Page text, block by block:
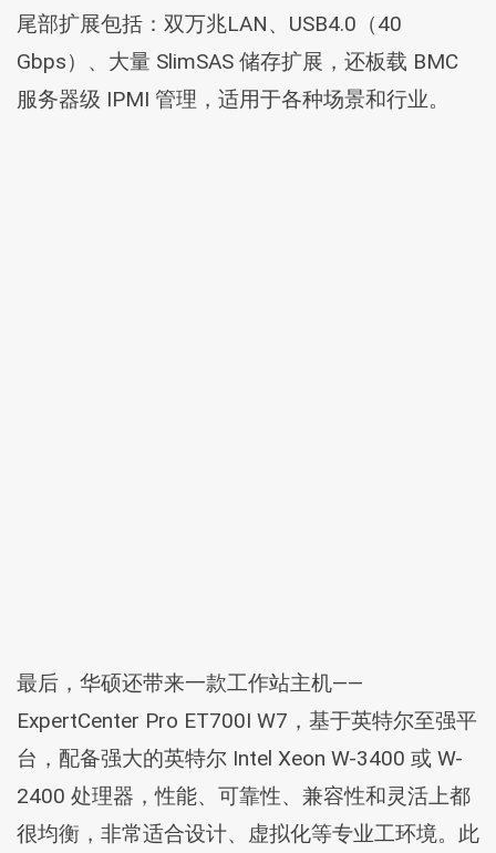
尾部扩展包括：双万兆LAN、USB4.0（40
Gbps）、大量 SlimSAS 储存扩展，还板载 BMC
服务器级 IPMI 管理，适用于各种场景和行业。
最后，华硕还带来一款工作站主机——
ExpertCenter Pro ET700I W7，基于英特尔至强平
台，配备强大的英特尔 Intel Xeon W-3400 或 W-
2400 处理器，性能、可靠性、兼容性和灵活上都
很均衡，非常适合设计、虚拟化等专业工环境。此